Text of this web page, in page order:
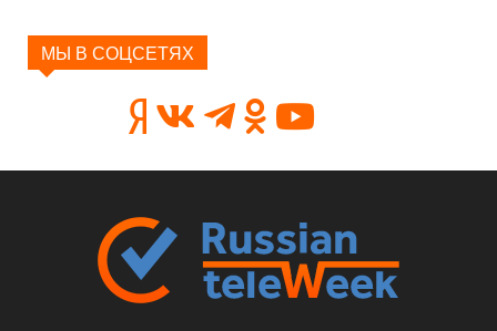
МЫ В СОЦСЕТЯХ